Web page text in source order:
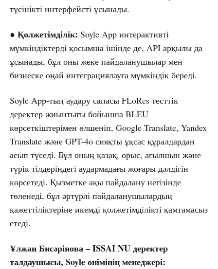
түсінікті интерфейсті ұсынады.
● Қолжетімділік: Soyle App интерактивті
мүмкіндіктерді қосымша ішінде де, API арқылы да
ұсынады, бұл оны жеке пайдаланушылар мен
бизнеске оңай интеграциялауға мүмкіндік береді.
Soyle App-тың аудару сапасы FLoRes тесттік
деректер жиынтығы бойынша BLEU
көрсеткіштерімен өлшеніп, Google Translate, Yandex
Translate және GPT-4o сияқты ұқсас құралдардан
асып түседі. Бұл оның қазақ, орыс, ағылшын және
түрік тілдеріндегі аудармадағы жоғары дәлдігін
көрсетеді. Қызметке ақы пайдалану негізінде
төленеді, бұл әртүрлі пайдаланушылардың
қажеттіліктеріне икемді қолжетімділікті қамтамасыз
етеді.
Ұлжан Бисәрінова – ISSAI NU деректер
талдаушысы, Soyle өнімінің менеджері: